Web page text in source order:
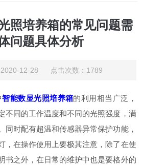
照培养箱的常见问题需
问题具体分析
2020-12-28 点击次数：1789
智能数显光照培养箱的利用相当广泛，
不同的工作温度和不同的光照强度，满
同时配有超温和传感器异常保护功能，
，在操作使用上要极其注意，除了在使
书之外，在日常的维护中也是要格外的